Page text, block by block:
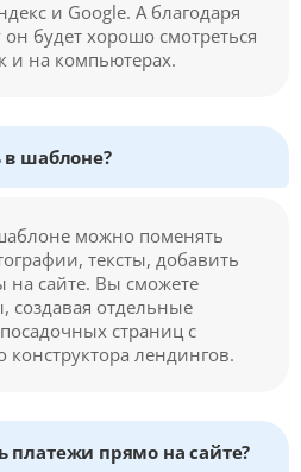
и Google. А благодаря
будет хорошо смотреться
и на компьютерах.
шаблоне?
можно поменять
тексты, добавить
на сайте. Вы сможете
создавая отдельные
страниц с
лендингов.
прямо на сайте?